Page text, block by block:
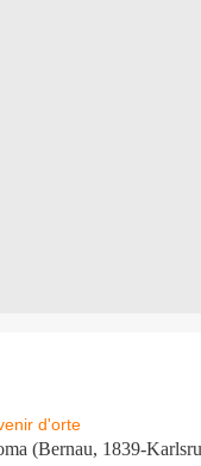
(Bernau, 1839-